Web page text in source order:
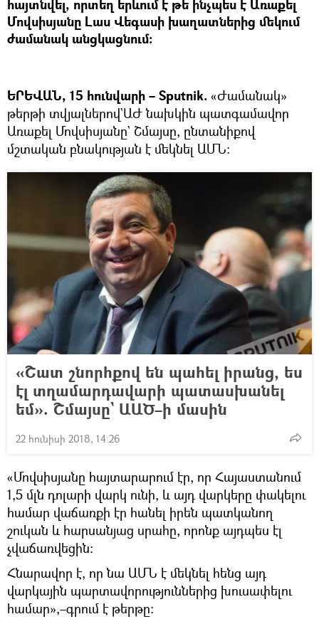
հայտնվել, որտեղ երևում է թե ինչպես է Առաքել
Մովսիսյանը Լաս Վեգասի խաղատներից մեկում
ժամանակ անցկացնում:
ԵՐԵՎԱՆ, 15 հունվարի – Sputnik. «Ժամանակ»
թերթի տվյալներով`ԱԺ նախկին պատգամավոր
Առաքել Մովսիսյանը` Շմայսը, ընտանիքով
մշտական բնակության է մեկնել ԱՄՆ:
«Շատ շնորհքով են պահել իրանց, ես
էլ տղամարդավարի պատասխանել
եմ». Շմայսը` ԱԱԾ–ի մասին
22 հունիսի 2018, 14:26
«Մովսիսյանը հայտարարում էր, որ Հայաստանում
1,5 մլն դոլարի վարկ ունի, և այդ վարկերը փակելու
համար վաճառքի էր հանել իրեն պատկանող
շուկան և հարսանյաց սրահը, որոնք այդպես էլ
չվաճառվեցին:
Հնարավոր է, որ նա ԱՄՆ է մեկնել հենց այդ
վարկային պարտավորություններից խուսափելու
համար»,–գրում է թերթը: